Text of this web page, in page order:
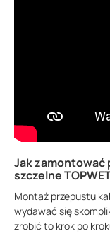
Jak zamontować
szczelne
Montaż przepustu
wydawać się
zrobić to krok po